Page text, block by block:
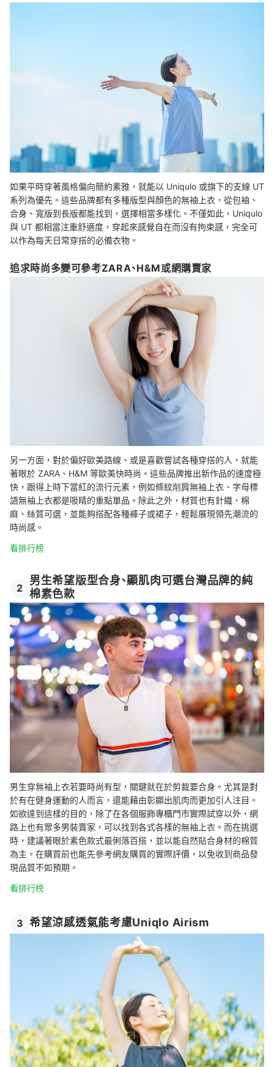
如果平時穿著風格偏向簡約素雅，就能以 Uniqulo 或旗下的支線 UT
系列為優先。這些品牌都有多種版型與顏色的無袖上衣，從包袖、
合身、寬版到長版都能找到，選擇相當多樣化。不僅如此，Uniqulo
與 UT 都相當注重舒適度，穿起來感覺自在而沒有拘束感，完全可
以作為每天日常穿搭的必備衣物。
追求時尚多變可參考ZARA、H&M或網購賣家
另一方面，對於偏好歐美路線、或是喜歡嘗試各種穿搭的人，就能
著眼於 ZARA、H&M 等歐美快時尚。這些品牌推出新作品的速度極
快，跟得上時下當紅的流行元素，例如條紋削肩無袖上衣、字母標
語無袖上衣都是吸睛的重點單品。除此之外，材質也有針織、棉
麻、絲質可選，並能夠搭配各種褲子或裙子，輕鬆展現領先潮流的
時尚感。
看排行榜
2
男生希望版型合身、顯肌肉可選台灣品牌的純
棉素色款
男生穿無袖上衣若要時尚有型，關鍵就在於剪裁要合身。尤其是對
於有在健身運動的人而言，還能藉由彰顯出肌肉而更加引人注目。
如欲達到這樣的目的，除了在各個服飾專櫃門市實際試穿以外，網
路上也有眾多男裝賣家，可以找到各式各樣的無袖上衣。而在挑選
時，建議著眼於素色款式最俐落百搭，並以能自然貼合身材的棉質
為主。在購買前也能先參考網友購買的實際評價，以免收到商品發
現品質不如預期。
看排行榜
3 希望涼感透氣能考慮Uniqlo Airism